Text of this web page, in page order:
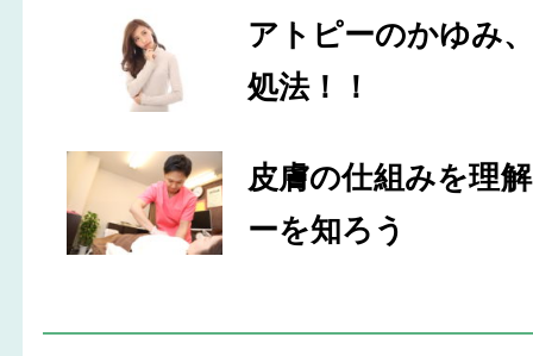
アトピーのかゆみ
処法！！
皮膚の仕組みを理
ーを知ろう